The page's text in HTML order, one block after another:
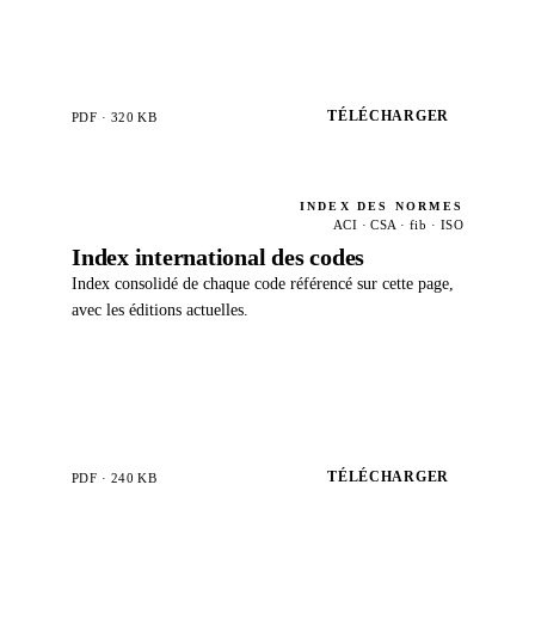
PDF · 320 KB TÉLÉCHARGER
INDEX DES NORMES
ACI · CSA · fib · ISO
Index international des codes
Index consolidé de chaque code référencé sur cette page,
avec les éditions actuelles.
PDF · 240 KB TÉLÉCHARGER